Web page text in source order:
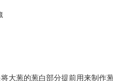
大葱的葱白部分提前用来制作